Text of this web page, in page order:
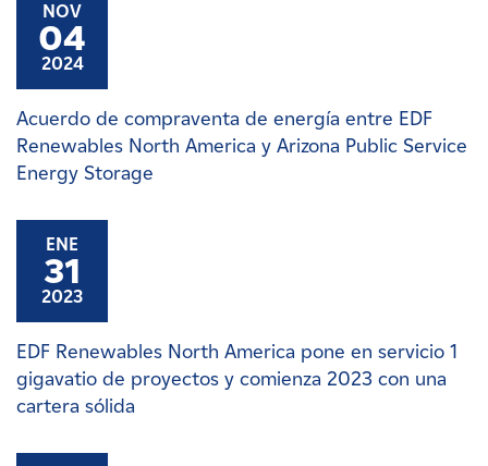
NOV
04
2024
Acuerdo de compraventa de energía entre EDF
Renewables North America y Arizona Public Service
Energy Storage
ENE
31
2023
EDF Renewables North America pone en servicio 1
gigavatio de proyectos y comienza 2023 con una
cartera sólida